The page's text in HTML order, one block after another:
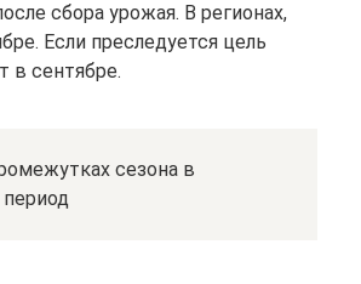
сбора урожая. В регионах,
Если преследуется цель
в сентябре.
сезона в